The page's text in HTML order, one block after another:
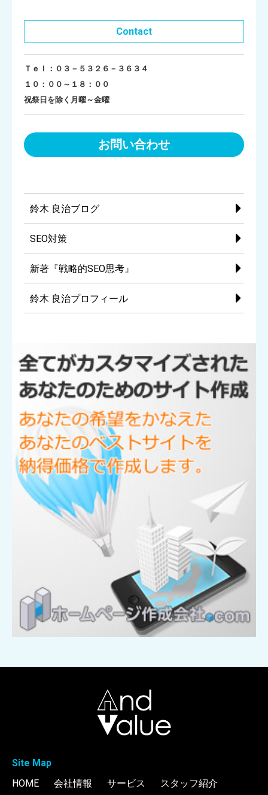
Contact
Ｔｅｌ：０３－５３２６－３６３４
１０：００～１８：００
祝祭日を除く月曜～金曜
お問い合わせ
鈴木 良治ブログ
SEO対策
新著『戦略的SEO思考』
鈴木 良治プロフィール
Site Map
HOME
会社情報 サービス スタッフ紹介